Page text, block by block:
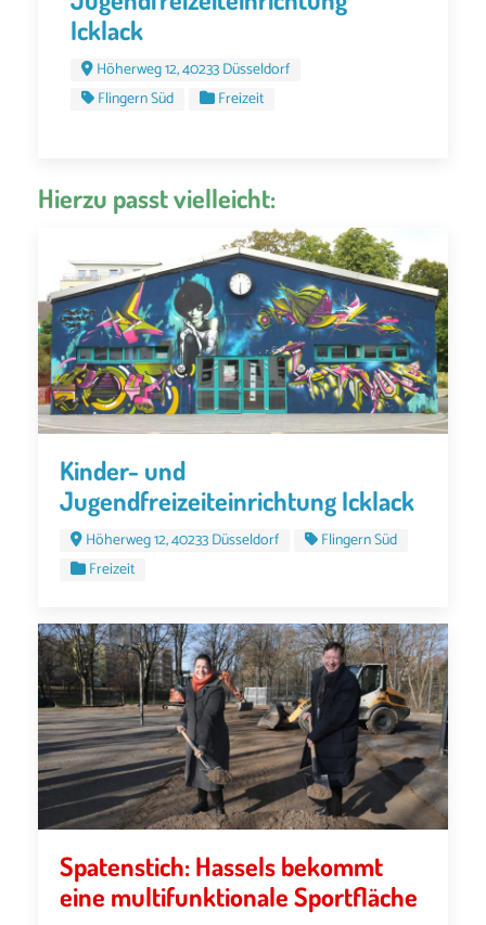
Icklack
Höherweg 12, 40233 Düsseldorf
Flingern Süd
Freizeit
Hierzu passt vielleicht:
Kinder- und
Jugendfreizeiteinrichtung Icklack
Höherweg 12, 40233 Düsseldorf
Flingern Süd
Freizeit
Spatenstich: Hassels bekommt
eine multifunktionale Sportfläche